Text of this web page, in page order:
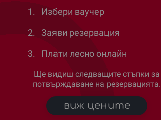
1.
Избери ваучер
2.
Заяви резервация
3.
Плати лесно онлайн
Ще видиш следващите стъпки за
потвърждаване на резервацията.
виж цените